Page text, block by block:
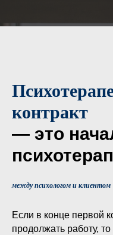
контракт
— это
между психологом и клиентом
Если в конце первой
продолжать работу,